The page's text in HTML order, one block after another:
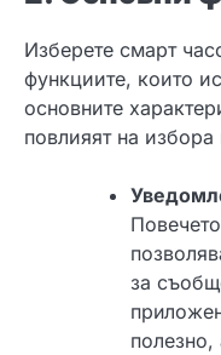
Изберете смарт
функциите, които
основните
повлияят на
за
полезно,